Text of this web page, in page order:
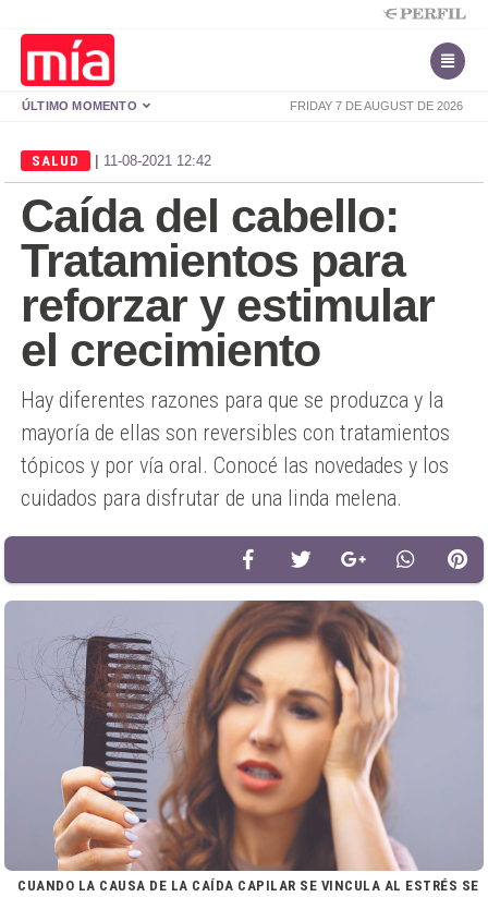
FRIDAY 7 DE AUGUST DE 2026
ÚLTIMO MOMENTO
SALUD | 11-08-2021 12:42
Caída del cabello:
Tratamientos para
reforzar y estimular
el crecimiento
Hay diferentes razones para que se produzca y la
mayoría de ellas son reversibles con tratamientos
tópicos y por vía oral. Conocé las novedades y los
cuidados para disfrutar de una linda melena.
CUANDO LA CAUSA DE LA CAÍDA CAPILAR SE VINCULA AL ESTRÉS SE